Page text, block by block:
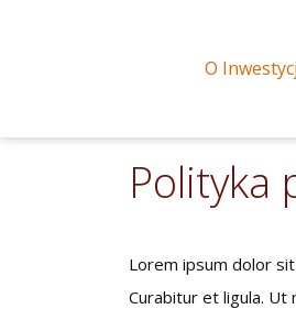
O
Polityka
Lorem ipsum dolor
Curabitur et ligula. Ut